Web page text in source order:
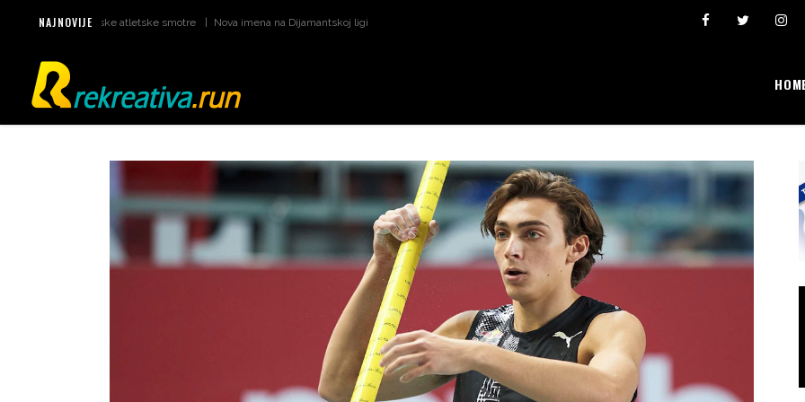
NAJNOVIJE
za svjetske atletske smotre Nova imena na Dijamantskoj ligi u Monaku Ivona Dadić osvojila 6000 bodova u